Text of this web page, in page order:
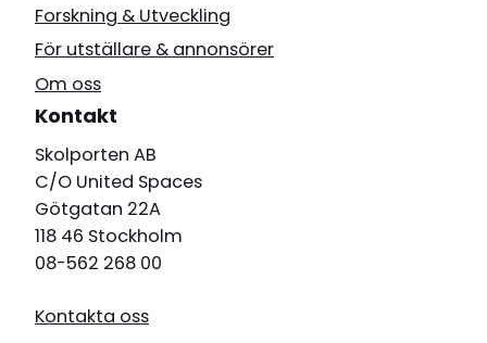
Forskning & Utveckling
För utställare & annonsörer
Om oss
Kontakt
Skolporten AB
C/O United Spaces
Götgatan 22A
118 46 Stockholm
08-562 268 00
Kontakta oss